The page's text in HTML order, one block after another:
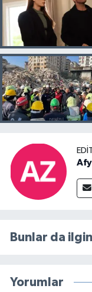
Bunlar da
Yorumlar